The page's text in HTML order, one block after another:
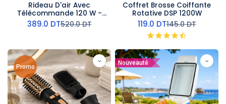
Rideau D'air Avec
Télécommande 120 W -
100 cm- AirMate
389.0 DT520.0DT
Coffret Brosse Coiffante
Rotative DSP 1200W
119.0 DT145.0DT
Promo
Nouveauté